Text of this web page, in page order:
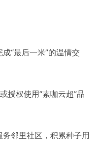
“最后一米”的温情交
授权使用“素咖云超”品
邻里社区，积累种子用